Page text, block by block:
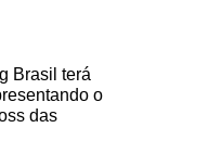
Brasil terá
o
das